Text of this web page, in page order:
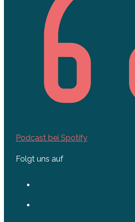
Podcast bei Spotify
Folgt uns auf